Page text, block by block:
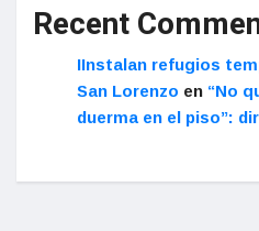
Recent
IInstalan refugios
San Lorenzo en “No
duerma en el piso”: